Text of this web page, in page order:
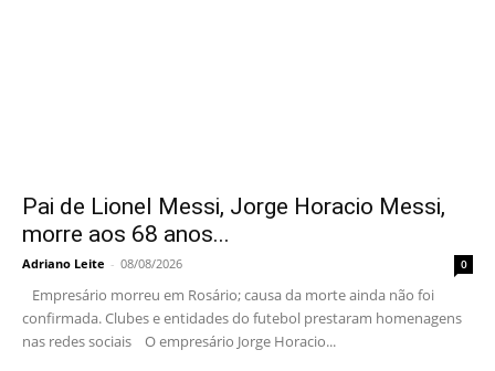
Pai de Lionel Messi, Jorge Horacio Messi,
morre aos 68 anos...
Adriano Leite - 08/08/2026 0
Empresário morreu em Rosário; causa da morte ainda não foi
confirmada. Clubes e entidades do futebol prestaram homenagens
nas redes sociais O empresário Jorge Horacio...